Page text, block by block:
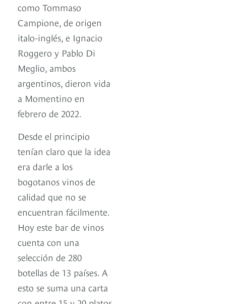
como Tommaso
Campione, de origen
italo-inglés, e Ignacio
Roggero y Pablo Di
Meglio, ambos
argentinos, dieron vida
a Momentino en
febrero de 2022.
Desde el principio
tenían claro que la idea
era darle a los
bogotanos vinos de
calidad que no se
encuentran fácilmente.
Hoy este bar de vinos
cuenta con una
selección de 280
botellas de 13 países. A
esto se suma una carta